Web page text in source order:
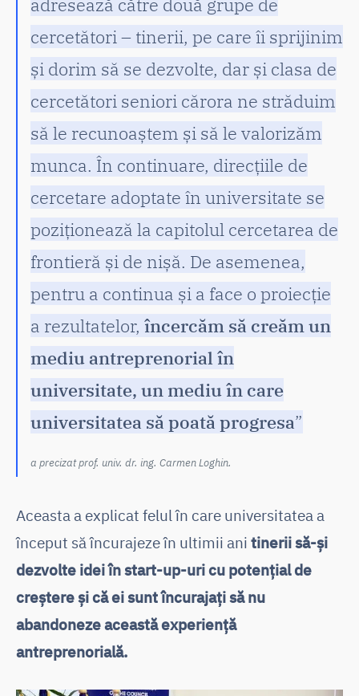
adresează către două grupe de
cercetători – tinerii, pe care îi sprijinim
și dorim să se dezvolte, dar și clasa de
cercetători seniori cărora ne străduim
să le recunoaștem și să le valorizăm
munca. În continuare, direcțiile de
cercetare adoptate în universitate se
poziționează la capitolul cercetarea de
frontieră și de nișă. De asemenea,
pentru a continua și a face o proiecție
a rezultatelor, încercăm să creăm un
mediu antreprenorial în
universitate, un mediu în care
universitatea să poată progresa”
a precizat prof. univ. dr. ing. Carmen Loghin.
Aceasta a explicat felul în care universitatea a
început să încurajeze în ultimii ani tinerii să-și
dezvolte idei în start-up-uri cu potențial de
creștere și că ei sunt încurajați să nu
abandoneze această experiență
antreprenorială.